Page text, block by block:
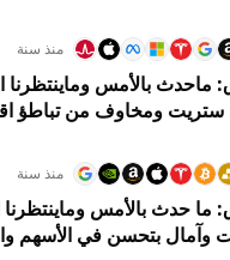
منذ سنة
ستريت ومخاوف من تباطؤ
منذ سنة
بتحسن في الأسهم